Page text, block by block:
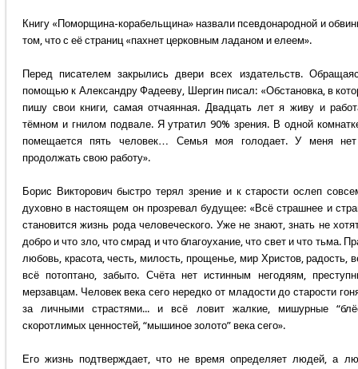
Книгу «Поморщина-корабельщина» назвали псевдонародной и
том, что с её страниц «пахнет церковным ладаном и елеем».
Перед писателем закрылись двери всех издательств.
помощью к Александру Фадееву, Шергин писал: «Обстановка, в
пишу свои книги, самая отчаянная. Двадцать лет я живу и
тёмном и гнилом подвале. Я утратил 90% зрения. В одной
помещается пять человек… Семья моя голодает. У меня
продолжать свою работу».
Борис Викторович быстро терял зрение и к старости ослеп
духовно в настоящем он прозревал будущее: «Всё страшнее и
становится жизнь рода человеческого. Уже не знают, знать не
добро и что зло, что смрад и что благоухание, что свет и что тьма.
любовь, красота, честь, милость, прощенье, мир Христов, радость,
всё потоптано, забыто. Счёта нет истинным негодяям,
мерзавцам. Человек века сего нередко от младости до старости
за личными страстями... и всё ловит жалкие, мишурные
скоротлимых ценностей, “мышиное золото” века сего».
Его жизнь подтверждает, что не время определяет людей, а